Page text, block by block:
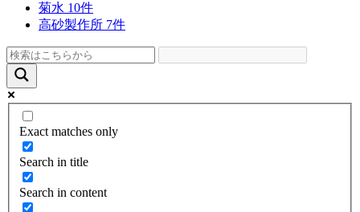
菊水 10件
高砂製作所 7件
Exact matches only
Search in title
Search in content